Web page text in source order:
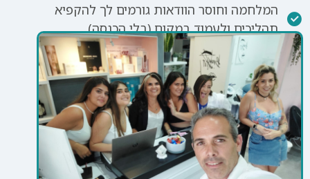
המלחמה וחוסר הוודאות גורמים לך להקפיא
תהליכים ולעמוד במקום (בלי הכנסה)